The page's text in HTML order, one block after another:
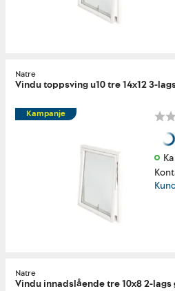
Natre
Vindu toppsving u10 tre 14x12 3-
Kampanje
Natre
Vindu innadslående tre 10x8 2-lags